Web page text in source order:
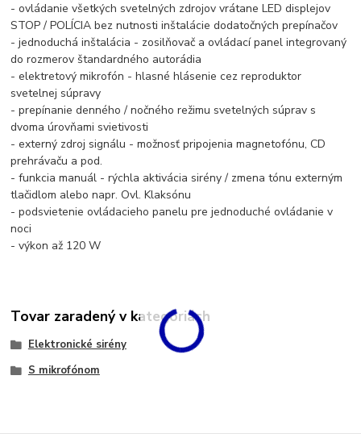
- ovládanie všetkých svetelných zdrojov vrátane LED displejov
STOP / POLÍCIA bez nutnosti inštalácie dodatočných prepínačov
- jednoduchá inštalácia - zosilňovač a ovládací panel integrovaný
do rozmerov štandardného autorádia
- elektretový mikrofón - hlasné hlásenie cez reproduktor
svetelnej súpravy
- prepínanie denného / nočného režimu svetelných súprav s
dvoma úrovňami svietivosti
- externý zdroj signálu - možnosť pripojenia magnetofónu, CD
prehrávaču a pod.
- funkcia manuál - rýchla aktivácia sirény / zmena tónu externým
tlačidlom alebo napr. Ovl. Klaksónu
- podsvietenie ovládacieho panelu pre jednoduché ovládanie v
noci
- výkon až 120 W
Tovar zaradený v kategóriách
Elektronické sirény
S mikrofónom